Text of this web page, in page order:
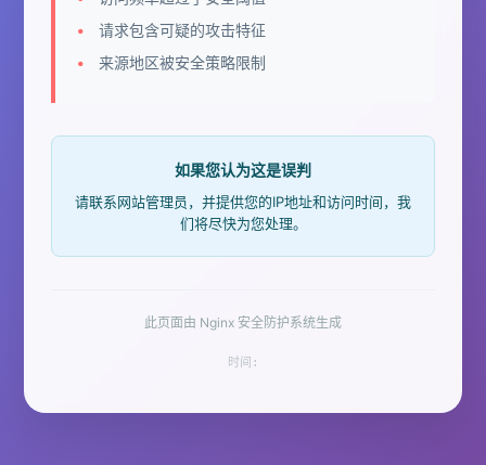
请求包含可疑的攻击特征
来源地区被安全策略限制
如果您认为这是误判
请联系网站管理员，并提供您的IP地址和访问时间，我
们将尽快为您处理。
此页面由 Nginx 安全防护系统生成
时间: